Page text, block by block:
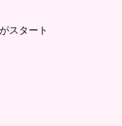
スタート